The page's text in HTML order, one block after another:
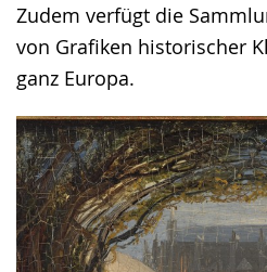
Zudem verfügt die
von Grafiken historischer
ganz Europa.